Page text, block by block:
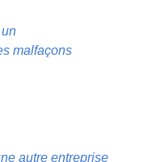
malfaçons
autre entreprise